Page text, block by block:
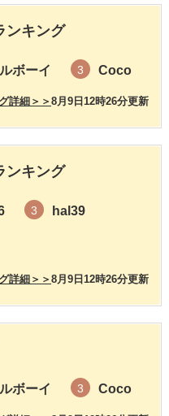
ンキング
ボーイ 3 Coco
8月9日12時26分更新
詳細＞＞
ンキング
3 hal39
8月9日12時26分更新
詳細＞＞
ボーイ 3 Coco